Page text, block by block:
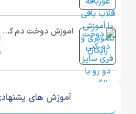
آموزش دوخت دم کنی فری سایز دو رو | از برش تا کش دوزی حرفه ای
آموزش های